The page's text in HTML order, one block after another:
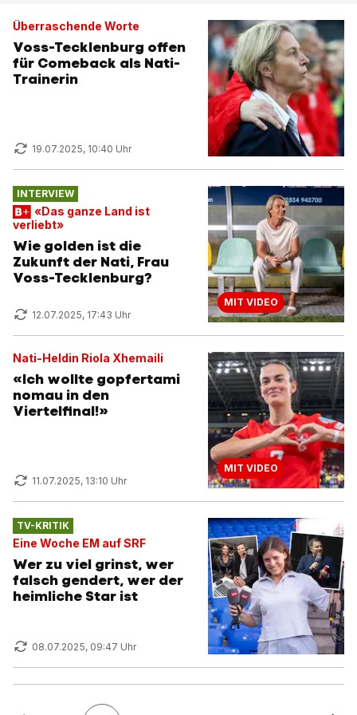
Überraschende Worte
Voss-Tecklenburg offen
für Comeback als Nati-
Trainerin
19.07.2025, 10:40 Uhr
INTERVIEW
«Das ganze Land ist
verliebt»
Wie golden ist die
Zukunft der Nati, Frau
Voss-Tecklenburg?
12.07.2025, 17:43 Uhr
MIT VIDEO
Nati-Heldin Riola Xhemaili
«Ich wollte gopfertami
nomau in den
Viertelfinal!»
11.07.2025, 13:10 Uhr
MIT VIDEO
TV-KRITIK
Eine Woche EM auf SRF
Wer zu viel grinst, wer
falsch gendert, wer der
heimliche Star ist
08.07.2025, 09:47 Uhr